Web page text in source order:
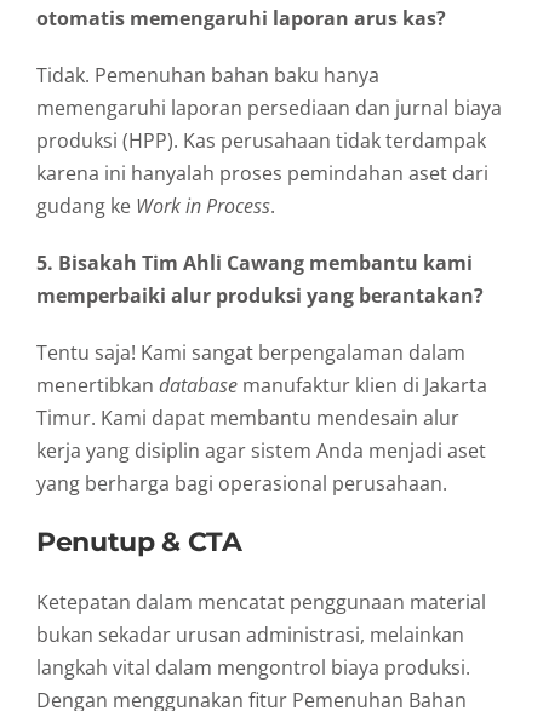
otomatis memengaruhi laporan arus kas?
Tidak. Pemenuhan bahan baku hanya
memengaruhi laporan persediaan dan jurnal biaya
produksi (HPP). Kas perusahaan tidak terdampak
karena ini hanyalah proses pemindahan aset dari
gudang ke Work in Process.
5. Bisakah Tim Ahli Cawang membantu kami
memperbaiki alur produksi yang berantakan?
Tentu saja! Kami sangat berpengalaman dalam
menertibkan database manufaktur klien di Jakarta
Timur. Kami dapat membantu mendesain alur
kerja yang disiplin agar sistem Anda menjadi aset
yang berharga bagi operasional perusahaan.
Penutup & CTA
Ketepatan dalam mencatat penggunaan material
bukan sekadar urusan administrasi, melainkan
langkah vital dalam mengontrol biaya produksi.
Dengan menggunakan fitur Pemenuhan Bahan